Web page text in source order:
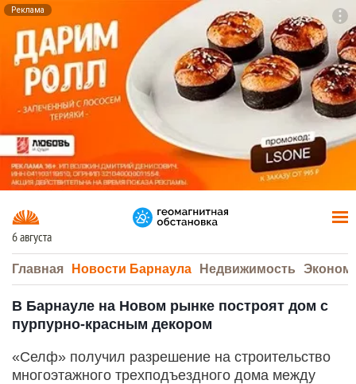
Реклама
6 августа
Главная Новости Барнаула Недвижимость
В Барнауле на Новом рынке построят дом с
пурпурно-красным декором
«Селф» получил разрешение на строительство
многоэтажного трехподъездного дома между